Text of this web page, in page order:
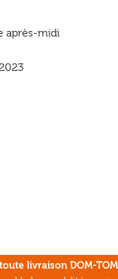
après-midi
livraison DOM-